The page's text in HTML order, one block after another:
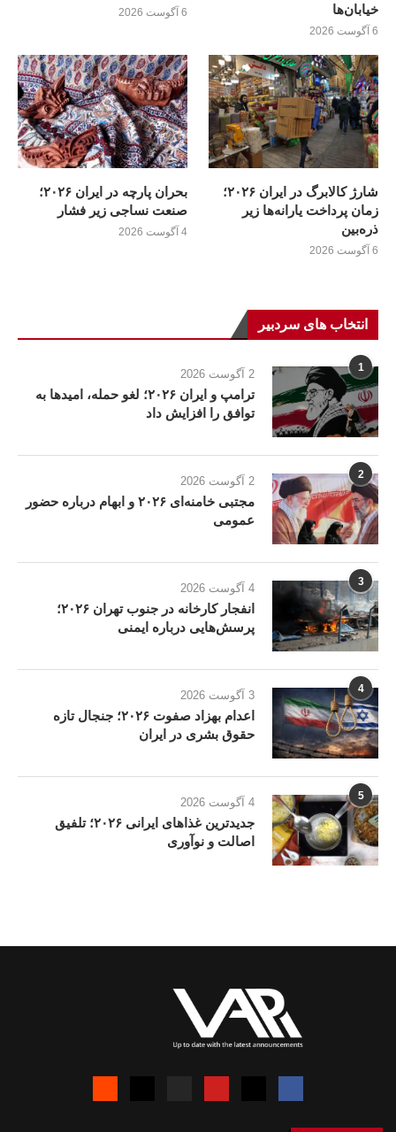
خیابان‌ها
6 آگوست 2026
6 آگوست 2026
شارژ کالابرگ در ایران ۲۰۲۶؛
زمان پرداخت یارانه‌ها زیر
ذره‌بین
6 آگوست 2026
بحران پارچه در ایران ۲۰۲۶؛
صنعت نساجی زیر فشار
4 آگوست 2026
انتخاب های سردبیر
1 2 آگوست 2026
ترامپ و ایران ۲۰۲۶؛ لغو حمله، امیدها به
توافق را افزایش داد
2 2 آگوست 2026
مجتبی خامنه‌ای ۲۰۲۶ و ابهام درباره حضور
عمومی
3 4 آگوست 2026
انفجار کارخانه در جنوب تهران ۲۰۲۶؛
پرسش‌هایی درباره ایمنی
4 3 آگوست 2026
اعدام بهزاد صفوت ۲۰۲۶؛ جنجال تازه
حقوق بشری در ایران
5 4 آگوست 2026
جدیدترین غذاهای ایرانی ۲۰۲۶؛ تلفیق
اصالت و نوآوری